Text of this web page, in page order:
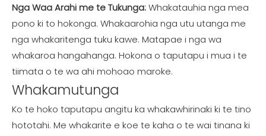
Nga Waa Arahi me te Tukunga:Whakatauhia nga mea
pono ki to hokonga. Whakaarohia nga utu utanga me
nga whakaritenga tuku kawe. Matapae i nga wa
whakaroa hangahanga. Hokona o taputapu i mua i te
tiimata o te wa ahi mohoao maroke.
Whakamutunga
Ko te hoko taputapu angitu ka whakawhirinaki ki te tino
hototahi. Me whakarite e koe te kaha o te wai tinana ki